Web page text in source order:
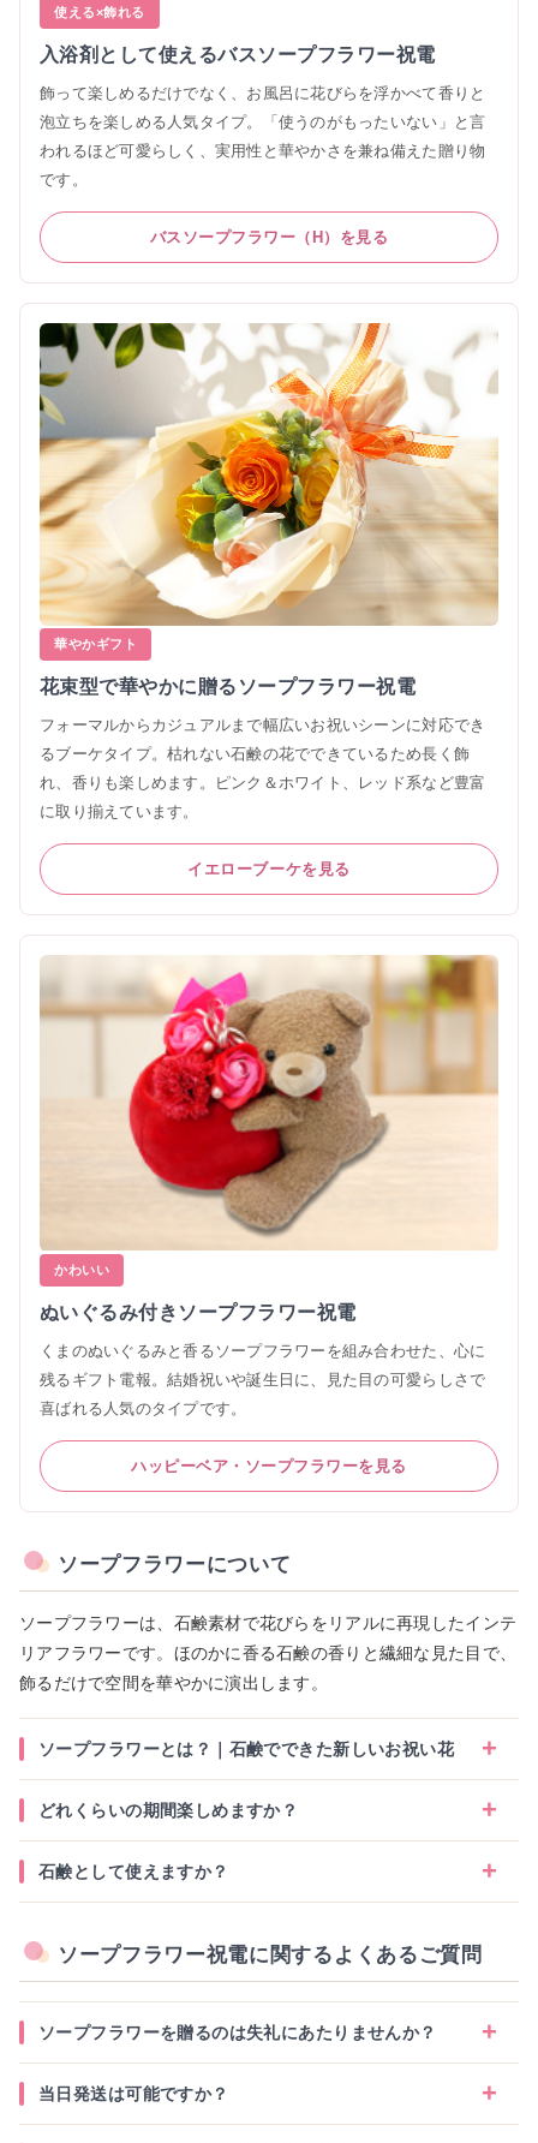
使える×飾れる
入浴剤として使えるバスソープフラワー祝電
飾って楽しめるだけでなく、お風呂に花びらを浮かべて香りと
泡立ちを楽しめる人気タイプ。「使うのがもったいない」と言
われるほど可愛らしく、実用性と華やかさを兼ね備えた贈り物
です。
バスソープフラワー（H）を見る
華やかギフト
花束型で華やかに贈るソープフラワー祝電
フォーマルからカジュアルまで幅広いお祝いシーンに対応でき
るブーケタイプ。枯れない石鹸の花でできているため長く飾
れ、香りも楽しめます。ピンク＆ホワイト、レッド系など豊富
に取り揃えています。
イエローブーケを見る
かわいい
ぬいぐるみ付きソープフラワー祝電
くまのぬいぐるみと香るソープフラワーを組み合わせた、心に
残るギフト電報。結婚祝いや誕生日に、見た目の可愛らしさで
喜ばれる人気のタイプです。
ハッピーベア・ソープフラワーを見る
ソープフラワーについて
ソープフラワーは、石鹸素材で花びらをリアルに再現したインテ
リアフラワーです。ほのかに香る石鹸の香りと繊細な見た目で、
飾るだけで空間を華やかに演出します。
ソープフラワーとは？｜石鹸でできた新しいお祝い花
どれくらいの期間楽しめますか？
石鹸として使えますか？
ソープフラワー祝電に関するよくあるご質問
ソープフラワーを贈るのは失礼にあたりませんか？
当日発送は可能ですか？